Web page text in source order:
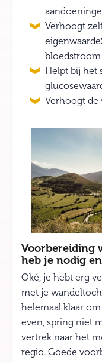
Verhoogt
Helpt bij het
Verhoogt de
Voorbereiding
heb je nodig
Oké, je hebt erg
met je
helemaal klaar
even, spring niet
vertrek naar het
regio. Goede